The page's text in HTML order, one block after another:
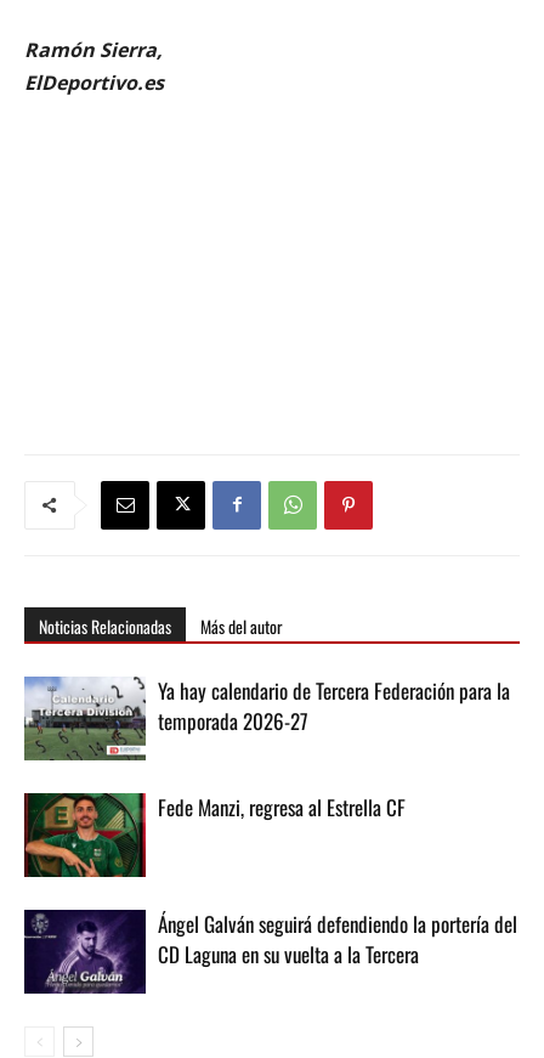
Ramón Sierra,
ElDeportivo.es
Noticias Relacionadas Más del autor
Ya hay calendario de Tercera Federación para la
temporada 2026-27
Fede Manzi, regresa al Estrella CF
Ángel Galván seguirá defendiendo la portería del
CD Laguna en su vuelta a la Tercera